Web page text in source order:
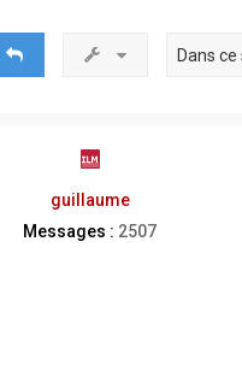
guillaume
Messages : 2507